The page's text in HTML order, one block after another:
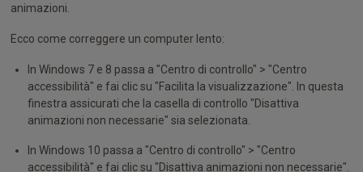
animazioni.
Ecco come correggere un computer lento:
In Windows 7 e 8 passa a "Centro di controllo" > "Centro
accessibilità" e fai clic su "Facilita la visualizzazione". In questa
finestra assicurati che la casella di controllo "Disattiva
animazioni non necessarie" sia selezionata.
In Windows 10 passa a "Centro di controllo" > "Centro
accessibilità" e fai clic su "Disattiva animazioni non necessarie".